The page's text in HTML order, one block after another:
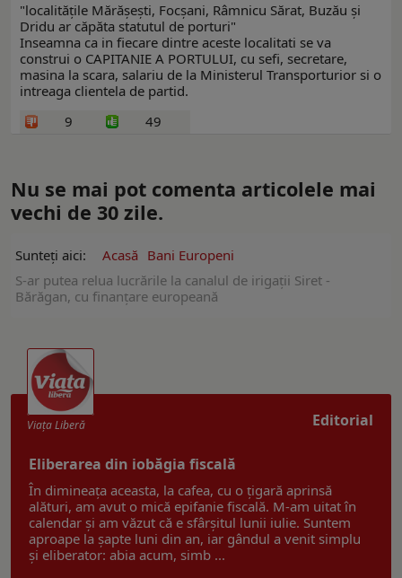
"localităţile Mărăşeşti, Focşani, Râmnicu Sărat, Buzău şi
Dridu ar căpăta statutul de porturi"
Inseamna ca in fiecare dintre aceste localitati se va
construi o CAPITANIE A PORTULUI, cu sefi, secretare,
masina la scara, salariu de la Ministerul Transporturior si o
intreaga clientela de partid.
9
49
Nu se mai pot comenta articolele mai
vechi de 30 zile.
Sunteți aici: Acasă Bani Europeni
S-ar putea relua lucrările la canalul de irigaţii Siret -
Bărăgan, cu finanţare europeană
Editorial
Viaţa Liberă
Eliberarea din iobăgia fiscală
În dimineața aceasta, la cafea, cu o țigară aprinsă
alături, am avut o mică epifanie fiscală. M-am uitat în
calendar și am văzut că e sfârșitul lunii iulie. Suntem
aproape la șapte luni din an, iar gândul a venit simplu
și eliberator: abia acum, simb ...